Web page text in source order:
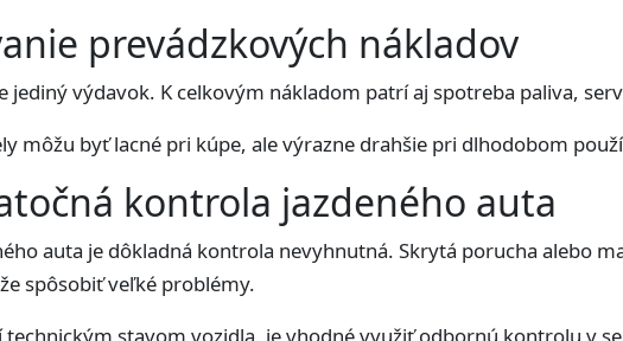
prevádzkových nákladov
jediný výdavok. K celkovým nákladom patrí aj spotreba paliva,
môžu byť lacné pri kúpe, ale výrazne drahšie pri dlhodobom
kontrola jazdeného auta
auta je dôkladná kontrola nevyhnutná. Skrytá porucha alebo
spôsobiť veľké problémy.